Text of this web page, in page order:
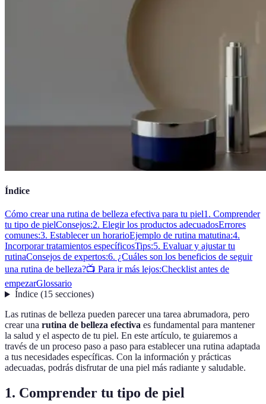
Índice
Cómo crear una rutina de belleza efectiva para tu piel1. Comprender
tu tipo de pielConsejos:2. Elegir los productos adecuadosErrores
comunes:3. Establecer un horarioEjemplo de rutina matutina:4.
Incorporar tratamientos específicosTips:5. Evaluar y ajustar tu
rutinaConsejos de expertos:6. ¿Cuáles son los beneficios de seguir
una rutina de belleza?📺 Para ir más lejos:Checklist antes de
empezarGlossario
Índice(15 secciones)
Las rutinas de belleza pueden parecer una tarea abrumadora, pero
crear una rutina de belleza efectiva es fundamental para mantener
la salud y el aspecto de tu piel. En este artículo, te guiaremos a
través de un proceso paso a paso para establecer una rutina adaptada
a tus necesidades específicas. Con la información y prácticas
adecuadas, podrás disfrutar de una piel más radiante y saludable.
1. Comprender tu tipo de piel